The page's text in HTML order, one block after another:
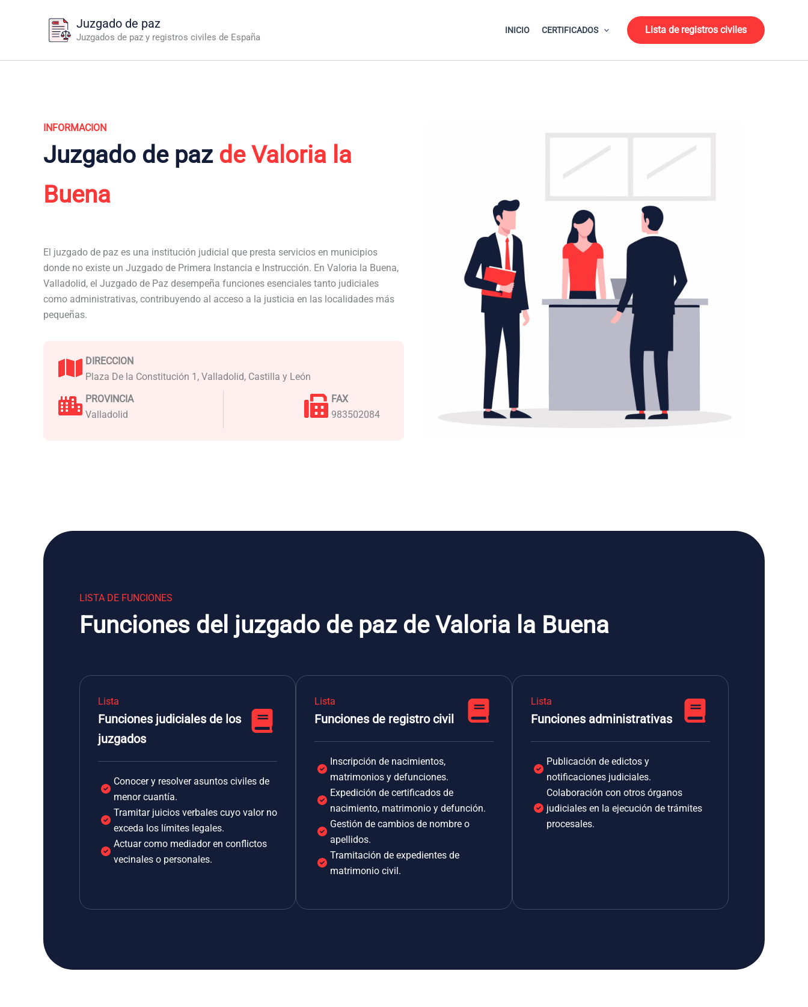
Juzgado de paz
Juzgados de paz y registros civiles de España
INICIO CERTIFICADOS Lista de registros civiles
INFORMACION
Juzgado de paz de Valoria la
Buena
El juzgado de paz es una institución judicial que presta servicios en municipios
donde no existe un Juzgado de Primera Instancia e Instrucción. En Valoria la Buena,
Valladolid, el Juzgado de Paz desempeña funciones esenciales tanto judiciales
como administrativas, contribuyendo al acceso a la justicia en las localidades más
pequeñas.
DIRECCION
Plaza De la Constitución 1, Valladolid, Castilla y León
PROVINCIA
Valladolid
FAX
983502084
LISTA DE FUNCIONES
Funciones del juzgado de paz de Valoria la Buena
Lista
Funciones judiciales de los
juzgados
Conocer y resolver asuntos civiles de
menor cuantía.
Tramitar juicios verbales cuyo valor no
exceda los límites legales.
Actuar como mediador en conflictos
vecinales o personales.
Lista
Funciones de registro civil
Inscripción de nacimientos,
matrimonios y defunciones.
Expedición de certificados de
nacimiento, matrimonio y defunción.
Gestión de cambios de nombre o
apellidos.
Tramitación de expedientes de
matrimonio civil.
Lista
Funciones administrativas
Publicación de edictos y
notificaciones judiciales.
Colaboración con otros órganos
judiciales en la ejecución de trámites
procesales.